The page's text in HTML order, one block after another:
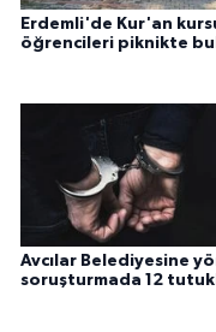
Erdemli'de Kur'an
öğrencileri piknikte
Avcılar Belediyesine
soruşturmada 12